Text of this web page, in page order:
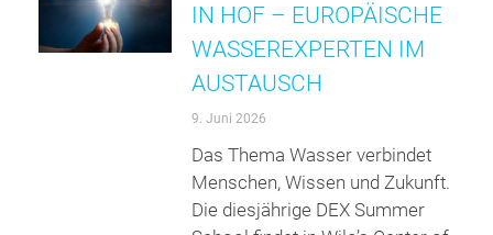
IN HOF – EUROPÄISCHE
WASSEREXPERTEN IM
AUSTAUSCH
9. Juni 2026
Das Thema Wasser verbindet
Menschen, Wissen und Zukunft.
Die diesjährige DEX Summer